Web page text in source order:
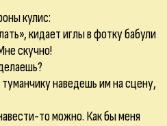
кулис:
кидает иглы в фотку бабули
скучно!
наведешь им на сцену,
то можно. Как бы меня